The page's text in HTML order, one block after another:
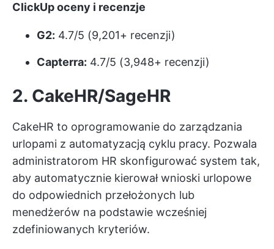
ClickUp oceny i recenzje
G2: 4.7/5 (9,201+ recenzji)
Capterra: 4.7/5 (3,948+ recenzji)
2. CakeHR/SageHR
CakeHR to oprogramowanie do zarządzania
urlopami z automatyzacją cyklu pracy. Pozwala
administratorom HR skonfigurować system tak,
aby automatycznie kierował wnioski urlopowe
do odpowiednich przełożonych lub
menedżerów na podstawie wcześniej
zdefiniowanych kryteriów.